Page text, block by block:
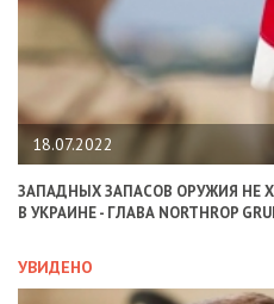
18.07.2022
ЗАПАДНЫХ ЗАПАСОВ ОРУЖИЯ НЕ
В УКРАИНЕ - ГЛАВА NORTHROP
УВИДЕНО